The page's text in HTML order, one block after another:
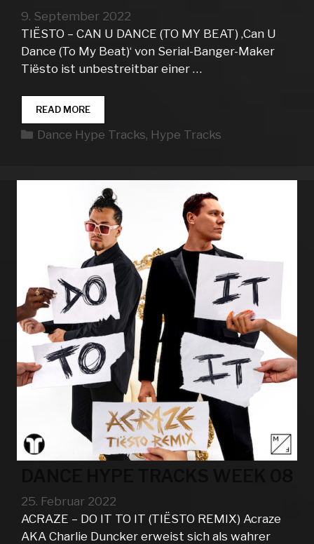
9. September 2022
TIËSTO – CAN U DANCE (TO MY BEAT) ‚Can U
Dance (To My Beat)‘ von Serial-Banger-Maker
Tiësto ist unbestreitbar einer …
READ MOREDANCE
HYPE
TRACKS
Kategorien
Dance Hype Tracks, Hype Tracks
25. Februar 2022
ACRAZE – DO IT TO IT (TIËSTO REMIX) Acraze
AKA Charlie Duncker erweist sich als wahrer